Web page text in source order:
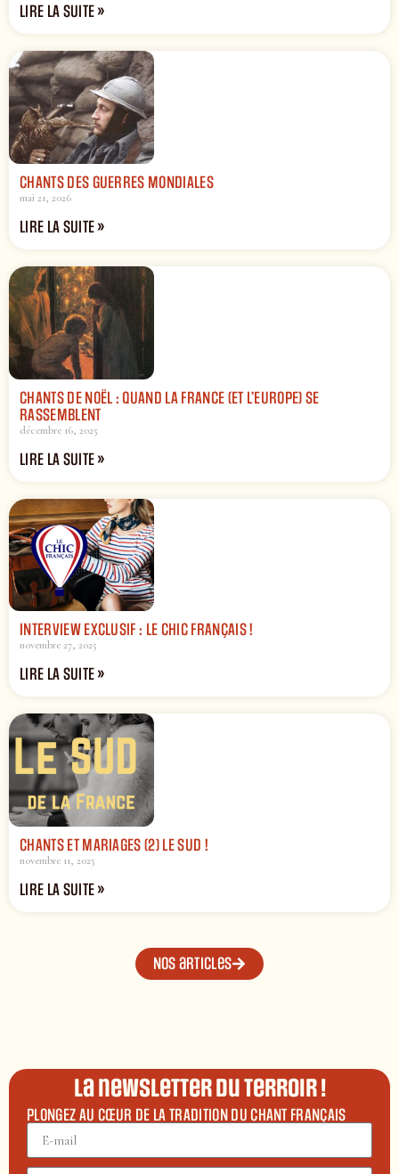
LIRE LA SUITE »
CHANTS DES GUERRES MONDIALES
mai 21, 2026
LIRE LA SUITE »
CHANTS DE NOËL : QUAND LA FRANCE (ET L’EUROPE) SE
RASSEMBLENT
décembre 16, 2025
LIRE LA SUITE »
INTERVIEW EXCLUSIF : LE CHIC FRANÇAIS !
novembre 27, 2025
LIRE LA SUITE »
CHANTS ET MARIAGES (2) LE SUD !
novembre 11, 2025
LIRE LA SUITE »
Nos articles
La newsletter du terroir !
PLONGEZ AU CŒUR DE LA TRADITION DU CHANT FRANÇAIS